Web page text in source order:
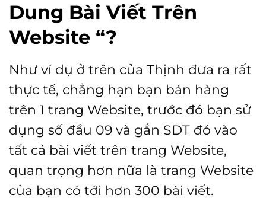
Dung Bài Viết Trên
Website “?
Như ví dụ ở trên của Thịnh đưa ra rất
thực tế, chẳng hạn bạn bán hàng
trên 1 trang Website, trước đó bạn sử
dụng số đầu 09 và gắn SDT đó vào
tất cả bài viết trên trang Website,
quan trọng hơn nữa là trang Website
của bạn có tới hơn 300 bài viết.